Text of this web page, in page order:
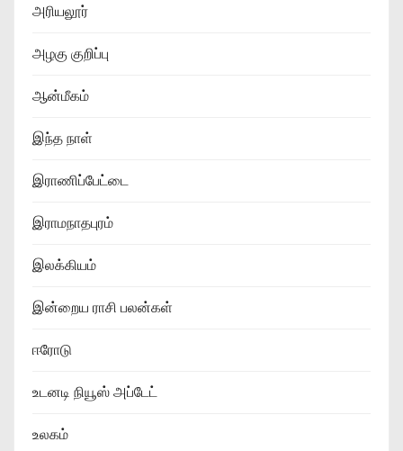
அரியலூர்
அழகு குறிப்பு
ஆன்மீகம்
இந்த நாள்
இராணிப்பேட்டை
இராமநாதபுரம்
இலக்கியம்
இன்றைய ராசி பலன்கள்
ஈரோடு
உடனடி நியூஸ் அப்டேட்
உலகம்